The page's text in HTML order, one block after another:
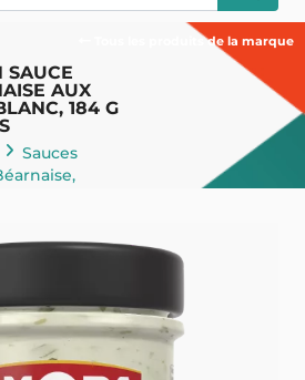
SAUCE
AUX
184 G
Sauces
Tous les produits de la marque